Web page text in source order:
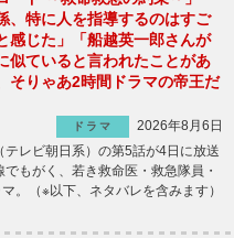
、特に人を指導するのはすご
感じた」「船越英一郎さんが
似ていると言われたことがあ
そりゃあ2時間ドラマの帝王だ
ドラマ
2026年8月6日
レビ朝日系）の第5話が4日に放送
もがく、若き救命医・救急隊員・
。（※以下、ネタバレを含みます）